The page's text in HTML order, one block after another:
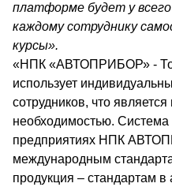
платформе будет у
каждому сотруднику
курсы».
«НПК «АВТОПРИБОР» -
использует
сотрудников, что
необходимостью.
предприятиях НПК
международным
продукция – стандартам в